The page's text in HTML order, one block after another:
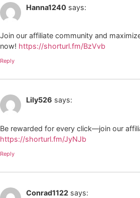
Hanna1240 says:
Join our affiliate community and
now! https://shorturl.fm/BzVvb
Reply
Lily526 says:
Be rewarded for every click—join our
https://shorturl.fm/JyNJb
Reply
Conrad1122 says: